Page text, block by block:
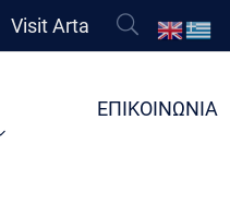
Visit Arta
ΕΠΙΚΟΙΝΩΝΙΑ